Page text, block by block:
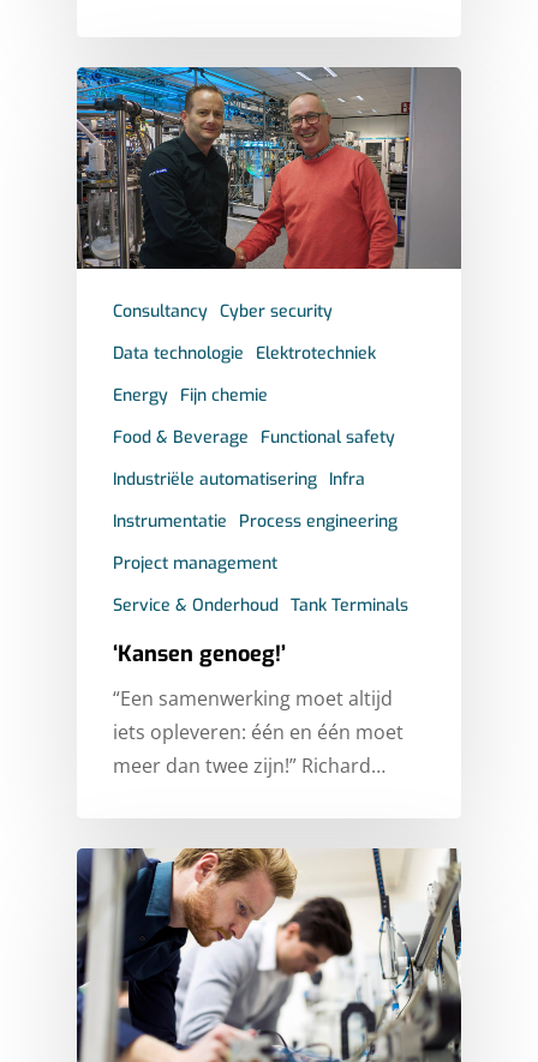
Consultancy Cyber security
Data technologie
Elektrotechniek
Energy Fijn chemie
Food & Beverage
Functional safety
Industriële automatisering Infra
Instrumentatie
Process engineering
Project management
Service & Onderhoud Tank Terminals
‘Kansen genoeg!’
“Een samenwerking moet altijd
iets opleveren: één en één moet
meer dan twee zijn!” Richard…
MARKTEN
FINE CHEMICALS
FOOD & BEVERAGE
TANK TERMINALS
CONSULTANCY
CYBER SECURITY
HOOG- EN
INDUSTRIAL
INFORMATION & DATA
TECHNOLOGY
INSTRUMENTATION
STORIES
CASES
ONDERZOEK
OVER ICT DWG
KLANTEN
SIEMENS PARTNER
ROCKWELL
PARTNER
CONTACT
WERKEN BIJ ICT
SERVICEDESK
NEDERLANDS
ENGLISH